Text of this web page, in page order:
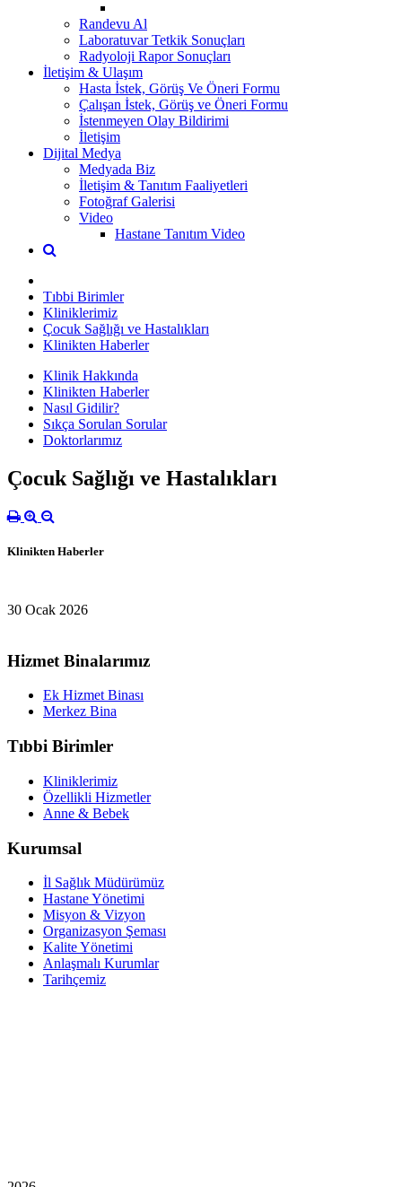
Randevu Al
Laboratuvar Tetkik Sonuçları
Radyoloji Rapor Sonuçları
İletişim & Ulaşım
Hasta İstek, Görüş Ve Öneri Formu
Çalışan İstek, Görüş ve Öneri Formu
İstenmeyen Olay Bildirimi
İletişim
Dijital Medya
Medyada Biz
İletişim & Tanıtım Faaliyetleri
Fotoğraf Galerisi
Video
Hastane Tanıtım Video
Tıbbi Birimler
Kliniklerimiz
Çocuk Sağlığı ve Hastalıkları
Klinikten Haberler
Klinik Hakkında
Klinikten Haberler
Nasıl Gidilir?
Sıkça Sorulan Sorular
Doktorlarımız
Çocuk Sağlığı ve Hastalıkları
Klinikten Haberler
30 Ocak 2026
Hizmet Binalarımız
Ek Hizmet Binası
Merkez Bina
Tıbbi Birimler
Kliniklerimiz
Özellikli Hizmetler
Anne & Bebek
Kurumsal
İl Sağlık Müdürümüz
Hastane Yönetimi
Misyon & Vizyon
Organizasyon Şeması
Kalite Yönetimi
Anlaşmalı Kurumlar
Tarihçemiz